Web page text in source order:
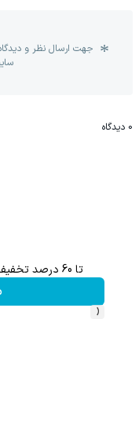
جهت ارسال نظر و
0 دیدگاه
تا 60 درصد تخفیف ویژه جین وست + خرید در4 قسط
‹